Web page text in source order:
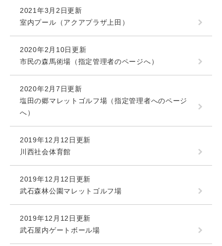
2021年3月2日更新
室内プール（アクアプラザ上田）
2020年2月10日更新
市民の森馬術場（指定管理者のページへ）
2020年2月7日更新
塩田の郷マレットゴルフ場（指定管理者へのページ
へ）
2019年12月12日更新
川西社会体育館
2019年12月12日更新
武石森林公園マレットゴルフ場
2019年12月12日更新
武石屋内ゲートボール場